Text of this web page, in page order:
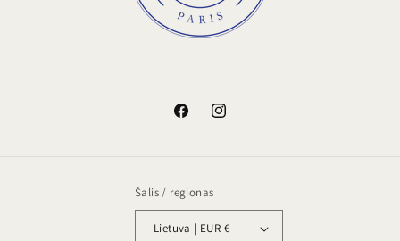
„Facebook“„Instagram“
Šalis / regionas
Lietuva | EUR €